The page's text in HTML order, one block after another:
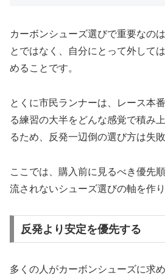
カーボンシューズ選びで重要なの
とではなく、自分にとって外して
めることです。
とくに市民ランナーは、レース本
る練習の大半をどんな感覚で積み
るため、反発一辺倒の選び方は失
ここでは、購入前に見るべき優先
流されないシューズ選びの軸を作り
反発より安定を優先する
多くの人がカーボンシューズに求